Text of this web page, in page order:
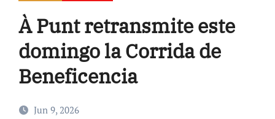
À Punt retransmite este
domingo la Corrida de
Beneficencia
Jun 9, 2026